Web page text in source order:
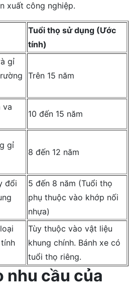
xuất công nghiệp.
Tuổi thọ sử dụng (Ước
tính)
gỉ
Trên 15 năm
va
10 đến 15 năm
gỉ
8 đến 12 năm
đổi
5 đến 8 năm (Tuổi thọ
phụ thuộc vào khớp nối
nhựa)
Tùy thuộc vào vật liệu
khung chính. Bánh xe có
tuổi thọ riêng.
nhu cầu của